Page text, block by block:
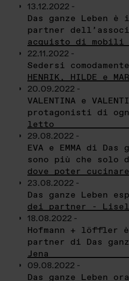
13.12.2022 -
Das ganze Leben è
partner
acquisto di mobili
22.11.2022 -
Sedersi
HENRIK, HILDE e
20.09.2022 -
VALENTINA e
protagonisti di
letto
29.08.2022 -
EVA e EMMA di Das
sono più che solo
dove poter cucinare
23.08.2022 -
Das ganze Leben
dei partner -
18.08.2022 -
Hofmann + löffler
partner di Das
Jena
09.08.2022 -
Das ganze Leben